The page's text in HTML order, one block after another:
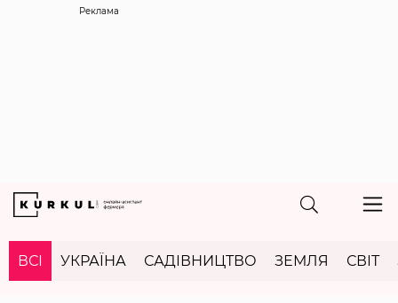
Реклама
ВСІ УКРАЇНА САДІВНИЦТВО ЗЕМЛЯ СВІТ